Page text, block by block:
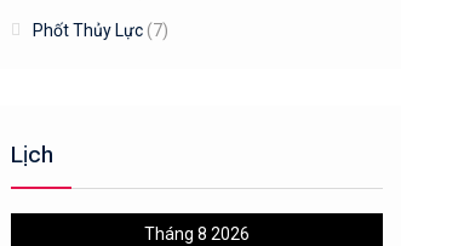
Phốt Thủy Lực (7)
Lịch
Tháng 8 2026